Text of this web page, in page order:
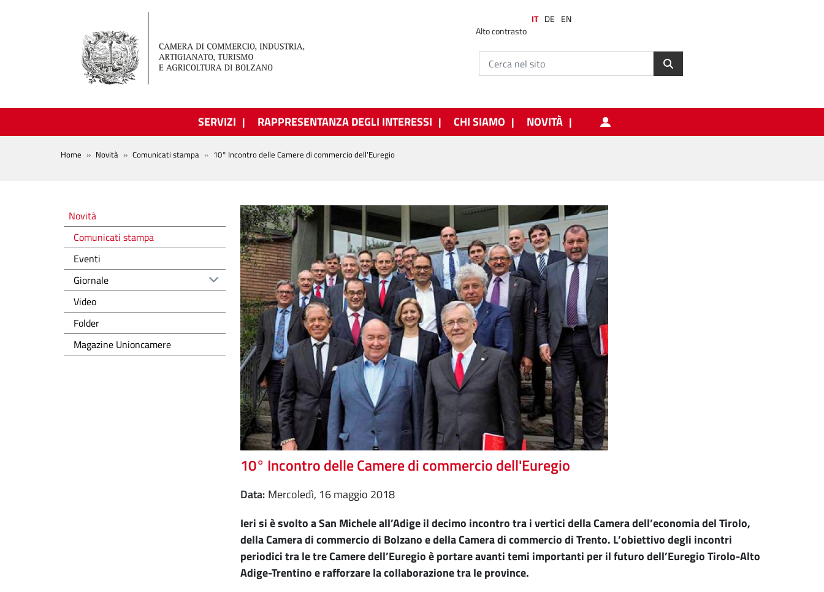
Alto contrasto
IT DE EN
SERVIZI RAPPRESENTANZA DEGLI INTERESSI CHI SIAMO NOVITÀ
BREADCRUMB
Home Novità Comunicati stampa 10° Incontro delle Camere di commercio dell'Euregio
10° Incontro delle Camere di commercio dell'Euregio
Data
mercoledì, 16 maggio 2018
Ieri si è svolto a San Michele all’Adige il decimo incontro tra i vertici della Camera dell’economia del Tirolo,
della Camera di commercio di Bolzano e della Camera di commercio di Trento. L’obiettivo degli incontri
periodici tra le tre Camere dell’Euregio è portare avanti temi importanti per il futuro dell’Euregio Tirolo-Alto
Adige-Trentino e rafforzare la collaborazione tra le province.
Novità
Novità
Comunicati stampa
Eventi
Giornale
Video
Folder
Magazine Unioncamere